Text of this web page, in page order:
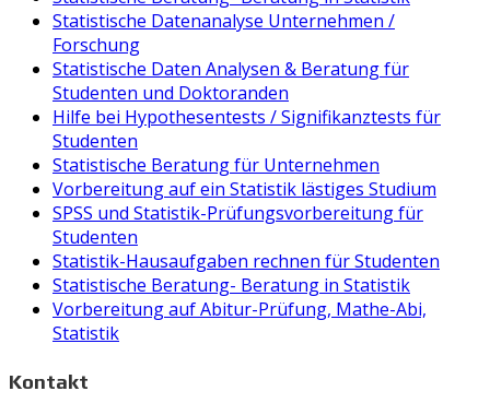
Statistische Datenanalyse Unternehmen /
Forschung
Statistische Daten Analysen & Beratung für
Studenten und Doktoranden
Hilfe bei Hypothesentests / Signifikanztests für
Studenten
Statistische Beratung für Unternehmen
Vorbereitung auf ein Statistik lästiges Studium
SPSS und Statistik-Prüfungsvorbereitung für
Studenten
Statistik-Hausaufgaben rechnen für Studenten
Statistische Beratung- Beratung in Statistik
Vorbereitung auf Abitur-Prüfung, Mathe-Abi,
Statistik
Kontakt